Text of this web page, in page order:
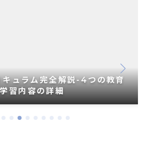
ュラム完全解説-4つの教育
習内容の詳細